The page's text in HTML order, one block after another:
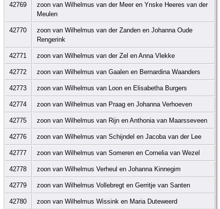
42769
zoon van Wilhelmus van der Meer en Ynske Heeres van der
Meulen
42770
zoon van Wilhelmus van der Zanden en Johanna Oude
Rengerink
42771 zoon van Wilhelmus van der Zel en Anna Vlekke
42772 zoon van Wilhelmus van Gaalen en Bernardina Waanders
42773 zoon van Wilhelmus van Loon en Elisabetha Burgers
42774 zoon van Wilhelmus van Praag en Johanna Verhoeven
42775 zoon van Wilhelmus van Rijn en Anthonia van Maarsseveen
42776 zoon van Wilhelmus van Schijndel en Jacoba van der Lee
42777 zoon van Wilhelmus van Someren en Cornelia van Wezel
42778 zoon van Wilhelmus Verheul en Johanna Kinnegim
42779 zoon van Wilhelmus Vollebregt en Gerritje van Santen
42780 zoon van Wilhelmus Wissink en Maria Duteweerd